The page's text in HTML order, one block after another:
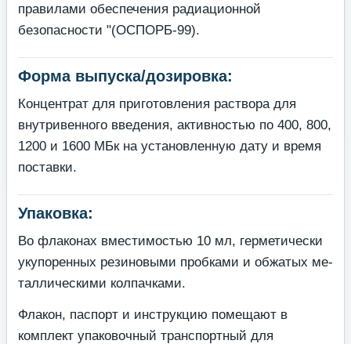
правилами обеспечения радиационной
безопасности "(ОСПОРБ-99).
Форма выпуска/дозировка:
Концентрат для приготовления раствора для
внутривенного введения, активно­стью по 400, 800,
1200 и 1600 МБк на установленную дату и время
поставки.
Упаковка:
Во флаконах вместимостью 10 мл, герметически
укупоренных резиновыми пробками и обжатых ме­
таллическими колпачками.
Флакон, паспорт и инструкцию помещают в
комплект упако­вочный транспортный для